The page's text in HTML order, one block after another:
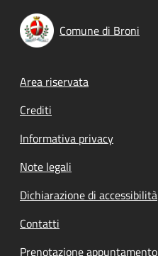
Comune di Broni
Footer menu
Area riservata
Crediti
Informativa privacy
Note legali
Dichiarazione di accessibilità
Contatti
Prenotazione appuntamento